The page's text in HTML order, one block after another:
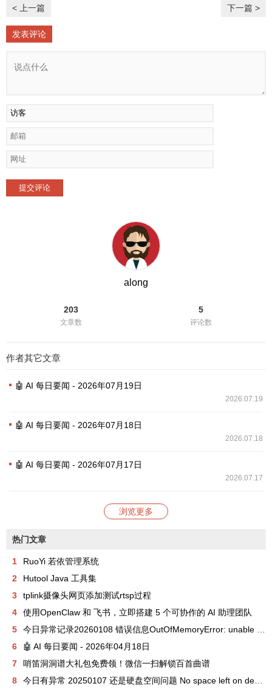
< 上一篇 下一篇 >
发表评论
提交评论
along
203
文章数
5
评论数
作者其它文章
🤖 AI 每日要闻 - 2026年07月19日
2026.07.19
🤖 AI 每日要闻 - 2026年07月18日
2026.07.18
🤖 AI 每日要闻 - 2026年07月17日
2026.07.17
浏览更多
热门文章
1
RuoYi 若依管理系统
2
Hutool Java 工具集
3
tplink摄像头网页添加测试rtsp过程
4
使用OpenClaw 和 飞书，立即搭建 5 个可协作的 AI 助理团队
5
今日异常记录20260108 错误信息OutOfMemoryError: unable to create new native thread
6
🤖 AI 每日要闻 - 2026年04月18日
7
哨笛洞洞谱大礼包免费领！微信一扫解锁百首曲谱
8
今日有异常 20250107 还是硬盘空间问题 No space left on device